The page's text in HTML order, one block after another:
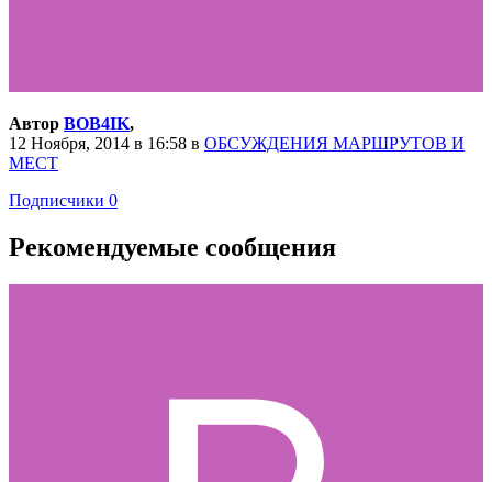
Автор BOB4IK,
12 Ноября, 2014 в 16:58 в ОБСУЖДЕНИЯ МАРШРУТОВ И
МЕСТ
Подписчики 0
Рекомендуемые сообщения